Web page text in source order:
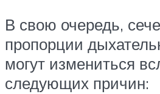
В свою очередь,
пропорции
могут измениться
следующих причин: